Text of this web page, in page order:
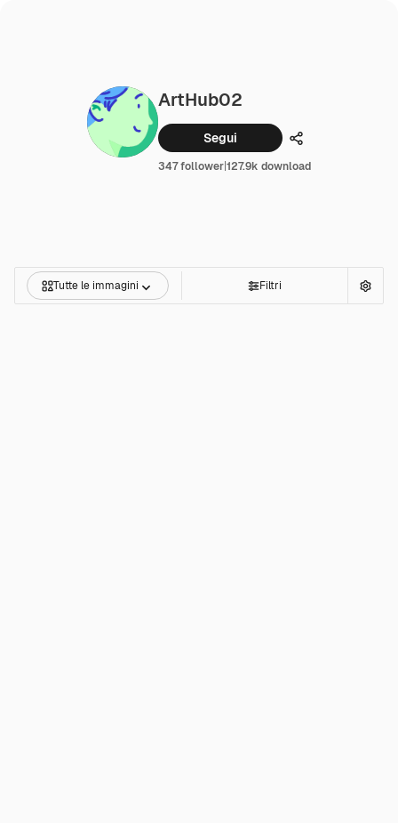
ArtHub02
Segui Condividi
347 follower|127.9k download
Tutte le immagini Filtri